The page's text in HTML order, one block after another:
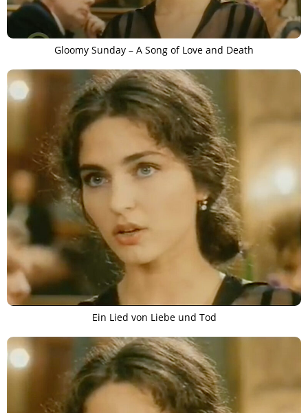
Gloomy Sunday – A Song of Love and Death
Ein Lied von Liebe und Tod